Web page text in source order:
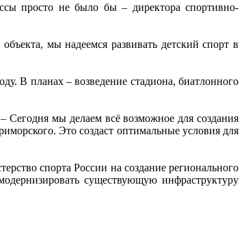
просто не было бы – директора спортивно-
мы надеемся развивать детский спорт в
В планах – возведение стадиона, биатлонного
Сегодня мы делаем всё возможное для создания
Это создаст оптимальные условия для
спорта России на создание регионального
существующую инфраструктуру